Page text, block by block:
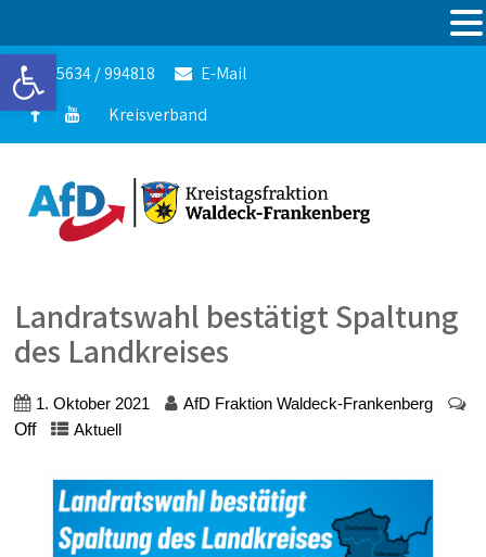
Werkzeugleiste öffnen
05634 / 994818
E-Mail
Kreisverband
Landratswahl bestätigt Spaltung
des Landkreises
1. Oktober 2021 AfD Fraktion Waldeck-Frankenberg
Off Aktuell